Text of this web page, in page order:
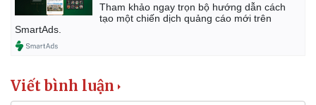
Tham khảo ngay trọn bộ hướng dẫn cách
tạo một chiến dịch quảng cáo mới trên
SmartAds.
Viết bình luận